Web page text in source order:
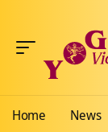
Home News